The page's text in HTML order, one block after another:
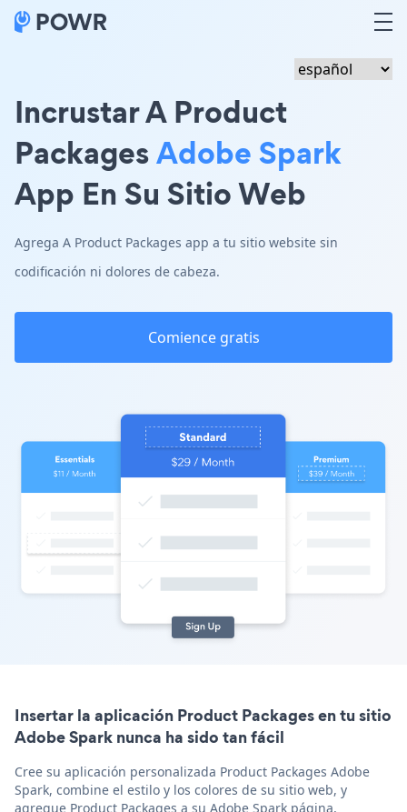
Incrustar A Product
PackagesAdobe Spark
App En Su Sitio Web
Agrega A Product Packages app a tu sitio website sin
codificación ni dolores de cabeza.
Comience gratis
Insertar la aplicación Product Packages en tu sitio
Adobe Spark nunca ha sido tan fácil
Cree su aplicación personalizada Product Packages Adobe
Spark, combine el estilo y los colores de su sitio web, y
agregue Product Packages a su Adobe Spark página,